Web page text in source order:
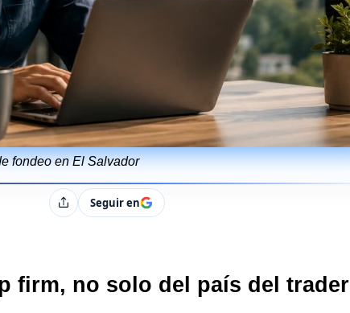
fondeo en El Salvador
CompartirSeguir en
firm, no solo del país del trader